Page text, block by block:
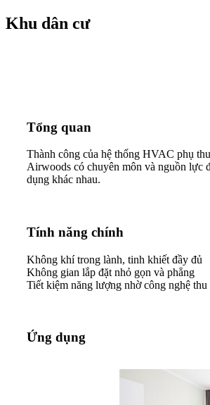
Khu dân cư
Tổng quan
Thành công của hệ thống HVAC phụ
Airwoods có chuyên môn và nguồn lực
dụng khác nhau.
Tính năng chính
Không khí trong lành, tinh khiết đầy đủ
Không gian lắp đặt nhỏ gọn và phẳng
Tiết kiệm năng lượng nhờ công nghệ
Ứng dụng